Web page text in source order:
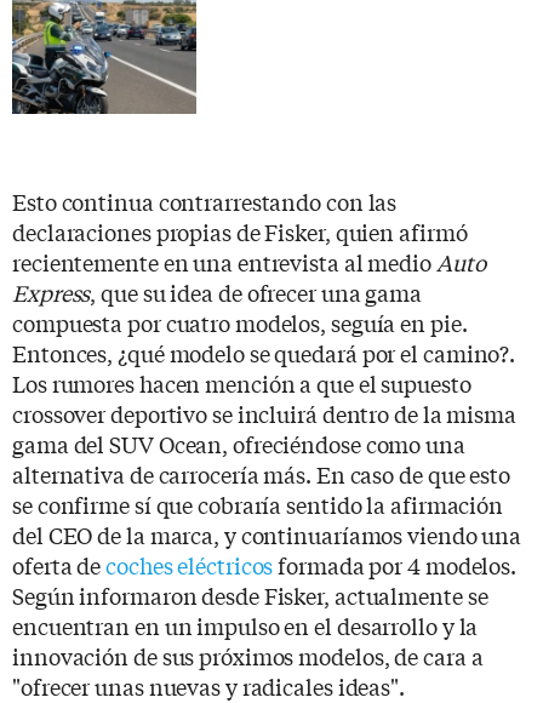
Esto continua contrarrestando con las
declaraciones propias de Fisker, quien afirmó
recientemente en una entrevista al medioAuto
Express, que su idea de ofrecer una gama
compuesta por cuatro modelos, seguía en pie.
Entonces, ¿qué modelo se quedará por el camino?.
Los rumores hacen mención a que el supuesto
crossover deportivo se incluirá dentro de la misma
gama del SUV Ocean, ofreciéndose como una
alternativa de carrocería más. En caso de que esto
se confirme sí que cobraría sentido la afirmación
del CEO de la marca, y continuaríamos viendo una
oferta decoches eléctricosformada por 4 modelos.
Según informaron desde Fisker, actualmente se
encuentran en un impulso en el desarrollo y la
innovación de sus próximos modelos, de cara a
"ofrecer unas nuevas y radicales ideas".